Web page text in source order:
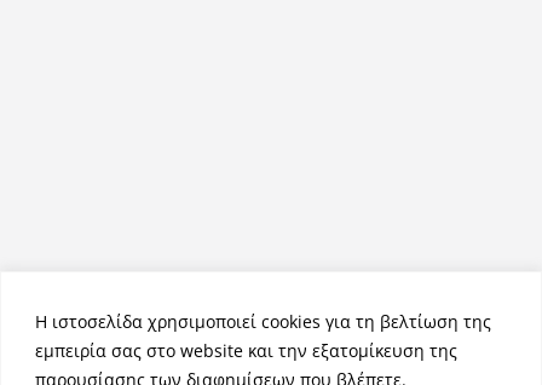
Η ιστοσελίδα χρησιμοποιεί cookies για τη βελτίωση της
εμπειρία σας στο website και την εξατομίκευση της
παρουσίασης των διαφημίσεων που βλέπετε.